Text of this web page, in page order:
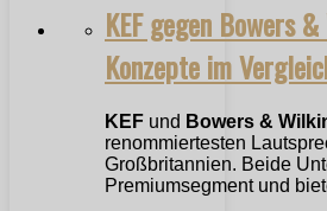
KEF gegen Bowers
Konzepte im
KEF und Bowers &
renommiertesten
Großbritannien. Beide
Premiumsegment und